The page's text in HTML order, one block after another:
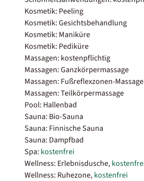
Kosmetik: Peeling
Kosmetik: Gesichtsbehandlung
Kosmetik: Maniküre
Kosmetik: Pediküre
Massagen: kostenpflichtig
Massagen: Ganzkörpermassage
Massagen: Fußreflexzonen-Massage
Massagen: Teilkörpermassage
Pool: Hallenbad
Sauna: Bio-Sauna
Sauna: Finnische Sauna
Sauna: Dampfbad
Spa: kostenfrei
Wellness: Erlebnisdusche,
Wellness: Ruhezone,kostenfrei